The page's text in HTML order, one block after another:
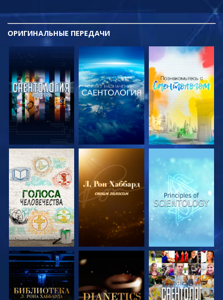
ОРИГИНАЛЬНЫЕ ПЕРЕДАЧИ
СМОТРЕТЬ
ПЕРЕДАЧИ
СМОТРЕТЬ
ПЕРЕДАЧИ
СМОТРЕТЬ
ПЕРЕДАЧИ
СМОТРЕТЬ
ПЕРЕДАЧИ
СМОТРЕТЬ
ПЕРЕДАЧИ
СМОТРЕТЬ